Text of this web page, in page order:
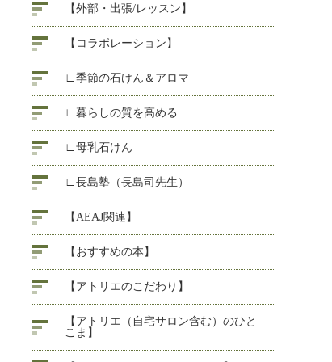
【外部・出張/レッスン】
【コラボレーション】
∟季節の石けん＆アロマ
∟暮らしの質を高める
∟母乳石けん
∟長島塾（長島司先生）
【AEAJ関連】
【おすすめの本】
【アトリエのこだわり】
【アトリエ（自宅サロン含む）のひと
こま】